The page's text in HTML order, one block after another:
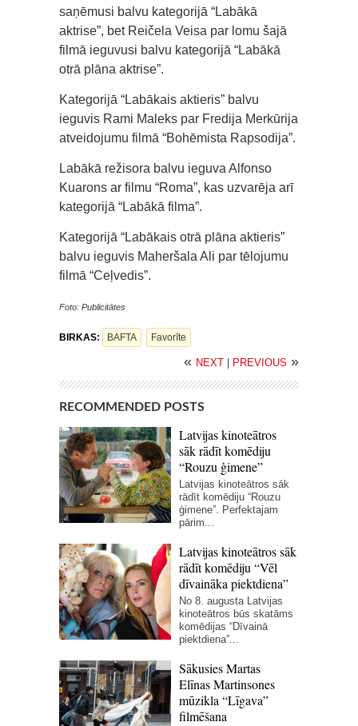
saņēmusi balvu kategorijā “Labākā
aktrise”, bet Reičela Veisa par lomu šajā
filmā ieguvusi balvu kategorijā “Labākā
otrā plāna aktrise”.
Kategorijā “Labākais aktieris” balvu
ieguvis Rami Maleks par Fredija Merkūrija
atveidojumu filmā “Bohēmista Rapsodija”.
Labākā režisora balvu ieguva Alfonso
Kuarons ar filmu “Roma”, kas uzvarēja arī
kategorijā “Labākā filma”.
Kategorijā “Labākais otrā plāna aktieris”
balvu ieguvis Maheršala Ali par tēlojumu
filmā “Ceļvedis”.
Foto: Publicitātes
BIRKAS: BAFTA Favorīte
« NEXT PREVIOUS »
RECOMMENDED POSTS
Latvijas kinoteātros
sāk rādīt komēdiju
“Rouzu ģimene”
Latvijas kinoteātros sāk
rādīt komēdiju “Rouzu
ģimene”. Perfektajam
pārim...
Latvijas kinoteātros sāk
rādīt komēdiju “Vēl
dīvaināka piektdiena”
No 8. augusta Latvijas
kinoteātros būs skatāms
komēdijas “Dīvainā
piektdiena”...
Sākusies Martas
Elīnas Martinsones
mūzikla “Līgava”
filmēšana